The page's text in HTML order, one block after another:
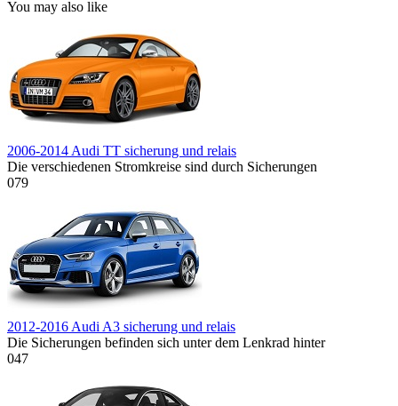
You may also like
2006-2014 Audi TT sicherung und relais
Die verschiedenen Stromkreise sind durch Sicherungen
079
2012-2016 Audi A3 sicherung und relais
Die Sicherungen befinden sich unter dem Lenkrad hinter
047